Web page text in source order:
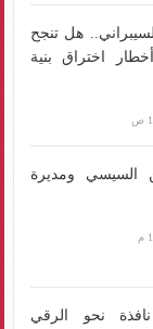
هل تنجح
اختراق بنية
السيسي ومديرة
شارع 306 نافذة نحو الرقي